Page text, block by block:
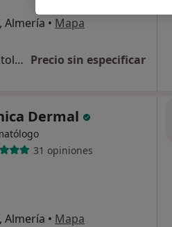
Almería • Mapa
Primera visita Dermatología Precio sin especificar
Dermal
31 opiniones
Almería • Mapa